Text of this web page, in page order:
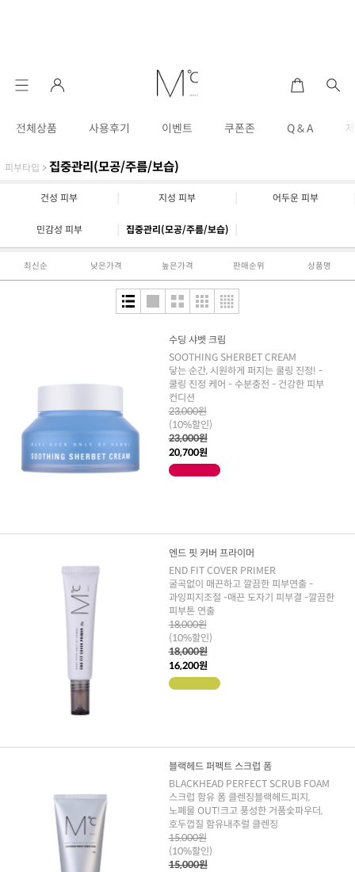
전체상품 사용후기 이벤트 쿠폰존 Q & A
피부타입 > 집중관리(모공/주름/보습)
건성 피부 지성 피부 어두운 피부
민감성 피부 집중관리(모공/주름/보습)
최신순 낮은가격 높은가격 판매순위 상품명
수딩 샤벳 크림
SOOTHING SHERBET CREAM
닿는 순간, 시원하게 퍼지는 쿨링 진정! -
쿨링 진정 케어 - 수분충전 - 건강한 피부
컨디션
23,000원
(10%할인)
23,000원
20,700원
엔드 핏 커버 프라이머
END FIT COVER PRIMER
굴곡없이 매끈하고 깔끔한 피부연출 -
과잉피지조절 -매끈 도자기 피부결 -깔끔한
피부톤 연출
18,000원
(10%할인)
18,000원
16,200원
블랙헤드 퍼펙트 스크럽 폼
BLACKHEAD PERFECT SCRUB FOAM
스크럽 함유 폼 클렌징블랙헤드,피지,
노폐물 OUT!크고 풍성한 거품숯파우더,
호두껍질 함유내추럴 클렌징
15,000원
(10%할인)
15,000원